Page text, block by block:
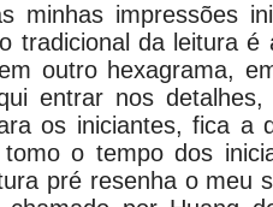
minhas impressões
tradicional da leitura é
outro hexagrama,
entrar nos
os iniciantes, fica a
o tempo dos
pré resenha o meu